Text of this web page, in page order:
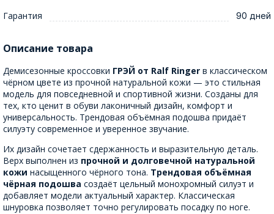
Гарантия 90 дней
Описание товара
Демисезонные кроссовки ГРЭЙ от Ralf Ringer в классическом
чёрном цвете из прочной натуральной кожи — это стильная
модель для повседневной и спортивной жизни. Созданы для
тех, кто ценит в обуви лаконичный дизайн, комфорт и
универсальность. Трендовая объёмная подошва придаёт
силуэту современное и уверенное звучание.
Их дизайн сочетает сдержанность и выразительную деталь.
Верх выполнен из прочной и долговечной натуральной
кожи насыщенного чёрного тона. Трендовая объёмная
чёрная подошва создаёт цельный монохромный силуэт и
добавляет модели актуальный характер. Классическая
шнуровка позволяет точно регулировать посадку по ноге.